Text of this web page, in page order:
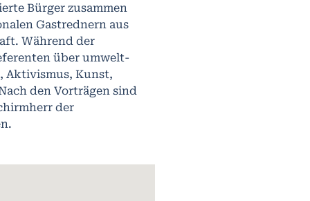
Bürger zusammen
Gastrednern aus
Während der
über umwelt-
Aktivismus, Kunst,
den Vorträgen sind
der